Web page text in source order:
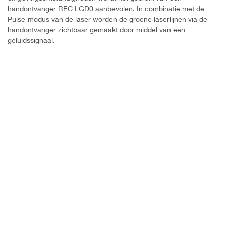
handontvanger REC LGD0 aanbevolen. In combinatie met de
Pulse-modus van de laser worden de groene laserlijnen via de
handontvanger zichtbaar gemaakt door middel van een
geluidssignaal.